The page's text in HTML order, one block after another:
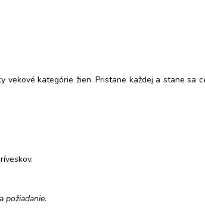
kategórie žien. Pristane každej a stane sa
požiadanie.